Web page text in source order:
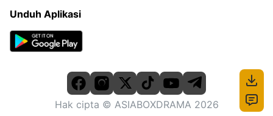
Unduh Aplikasi
Hak cipta © ASIABOXDRAMA 2026